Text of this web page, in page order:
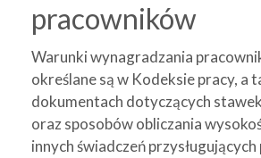
pracowników
Warunki wynagradzania
określane są w Kodeksie pracy, a
dokumentach dotyczących
oraz sposobów obliczania
innych świadczeń